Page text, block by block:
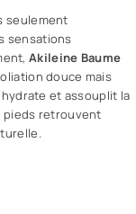
seulement
sensations
Akileine Baume
douce mais
et assouplit la
pieds retrouvent